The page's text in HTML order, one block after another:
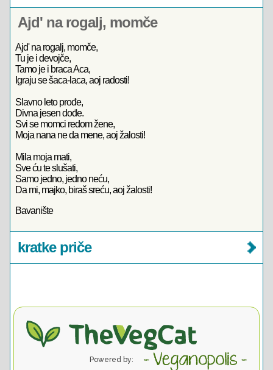
Ajd' na rogalj, momče
Ajd' na rogalj, momče,
Tu je i devojče,
Tamo je i braca Aca,
Igraju se šaca-laca, aoj radosti!
Slavno leto prođe,
Divna jesen dođe.
Svi se momci redom žene,
Moja nana ne da mene, aoj žalosti!
Mila moja mati,
Sve ću te slušati,
Samo jedno, jedno neću,
Da mi, majko, biraš sreću, aoj žalosti!
Bavanište
kratke priče